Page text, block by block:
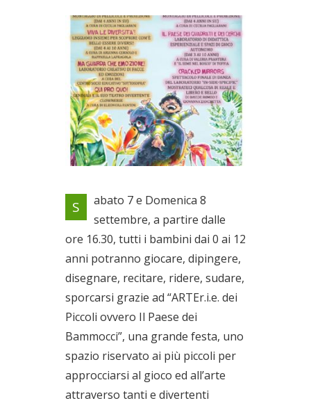
Una grande festa, uno spazio
riservato ai più piccoli per
approcciarsi al gioco ed
all’arte
Dal 07/09/2019 al
08/09/2019
S
abato 7 e Domenica 8
settembre, a partire dalle
ore 16.30, tutti i bambini dai 0 ai 12
anni potranno giocare, dipingere,
disegnare, recitare, ridere, sudare,
sporcarsi grazie ad “ARTEr.i.e. dei
Piccoli ovvero Il Paese dei
Bammocci”, una grande festa, uno
spazio riservato ai più piccoli per
approcciarsi al gioco ed all’arte
attraverso tanti e divertenti